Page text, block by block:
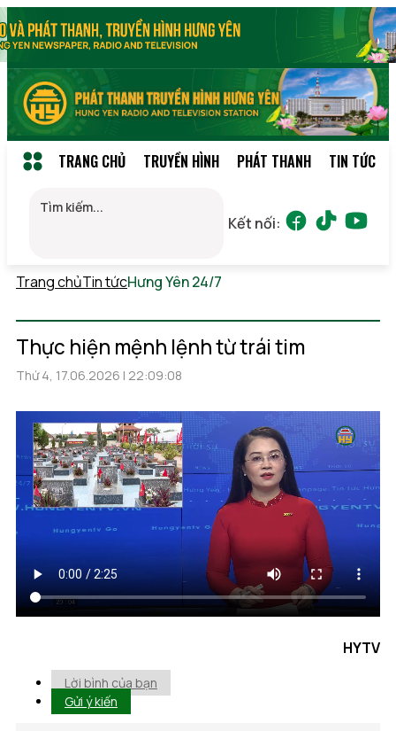
TRANG CHỦ TRUYỀN HÌNH PHÁT THANH TIN TỨC
Kết nối:
Trang chủTin tứcHưng Yên 24/7
Thực hiện mệnh lệnh từ trái tim
Thứ 4, 17.06.2026 | 22:09:08
HYTV
Lời bình của bạn
Gửi ý kiến